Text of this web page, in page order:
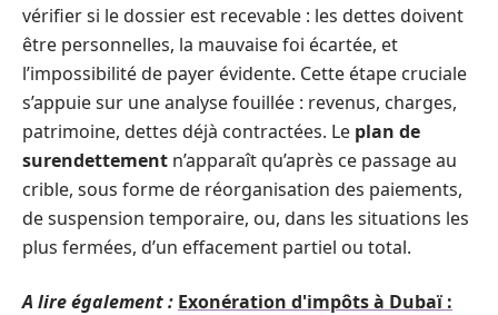
vérifier si le dossier est recevable : les dettes doivent
être personnelles, la mauvaise foi écartée, et
l’impossibilité de payer évidente. Cette étape cruciale
s’appuie sur une analyse fouillée : revenus, charges,
patrimoine, dettes déjà contractées. Le plan de
surendettement n’apparaît qu’après ce passage au
crible, sous forme de réorganisation des paiements,
de suspension temporaire, ou, dans les situations les
plus fermées, d’un effacement partiel ou total.
A lire également : Exonération d'impôts à Dubaï :